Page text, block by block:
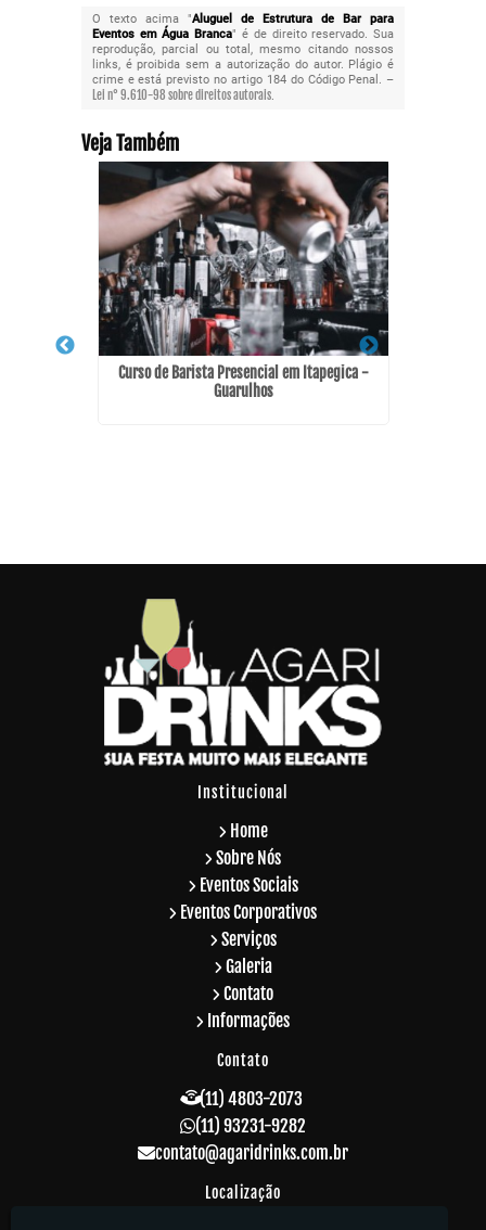
O texto acima "Aluguel de Estrutura de Bar para
Eventos em Água Branca" é de direito reservado. Sua
reprodução, parcial ou total, mesmo citando nossos
links, é proibida sem a autorização do autor. Plágio é
crime e está previsto no artigo 184 do Código Penal. –
Lei n° 9.610-98 sobre direitos autorais.
Veja Também
Curso de Barista Presencial em Itapegica -
Guarulhos
Institucional
Home
Sobre Nós
Eventos Sociais
Eventos Corporativos
Serviços
Galeria
Contato
Informações
Contato
(11) 4803-2073
(11) 93231-9282
contato@agaridrinks.com.br
Localização